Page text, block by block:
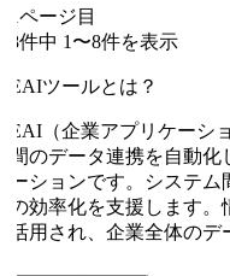
ページ目
件中1 〜8件を表示
ツールとは？
（企業アプリケーショ
のデータ連携を自動化し
ションです。システム
効率化を支援します。
用され、企業全体のデ